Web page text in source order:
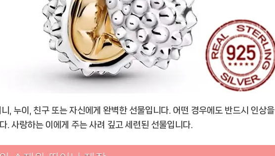
, 누이, 친구 또는 자신에게 완벽한 선물입니다. 어떤 경우에도 반드시 인상을
. 사랑하는 이에게 주는 사려 깊고 세련된 선물입니다.